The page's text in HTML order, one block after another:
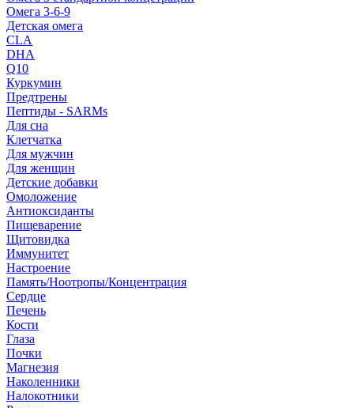
Омега 3-6-9
Детская омега
CLA
DHA
Q10
Куркумин
Предтрены
Пептиды - SARMs
Для сна
Клетчатка
Для мужчин
Для женщин
Детские добавки
Омоложение
Антиоксиданты
Пищеварение
Щитовидка
Иммунитет
Настроение
Память/Ноотропы/Концентрация
Сердце
Печень
Кости
Глаза
Почки
Магнезия
Наколенники
Налокотники